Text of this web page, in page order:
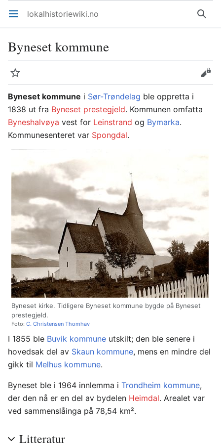
Åpne hovedmenyen lokalhistoriewiki.no Søk
Byneset kommune
Overvåk
Rediger
Byneset kommune i Sør-Trøndelag ble oppretta i
1838 ut fra Byneset prestegjeld. Kommunen omfatta
Byneshalvøya vest for Leinstrand og Bymarka.
Kommunesenteret var Spongdal.
Byneset kirke. Tidligere Byneset kommune bygde på Byneset
prestegjeld.
Foto: C. Christensen Thomhav
I 1855 ble Buvik kommune utskilt; den ble senere i
hovedsak del av Skaun kommune, mens en mindre del
gikk til Melhus kommune.
Byneset ble i 1964 innlemma i Trondheim kommune,
der den nå er en del av bydelen Heimdal. Arealet var
ved sammenslåinga på 78,54 km².
Litteratur